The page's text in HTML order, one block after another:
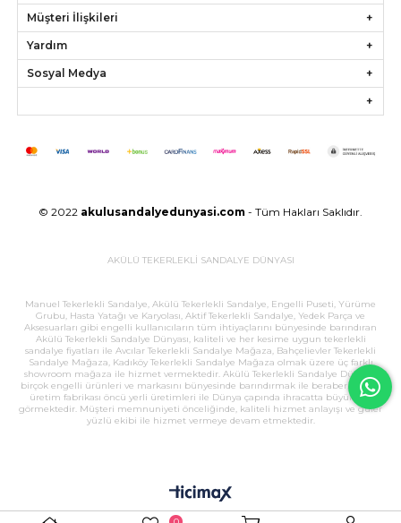
Müşteri İlişkileri
Yardım
Sosyal Medya
© 2022 akulusandalyedunyasi.com - Tüm Hakları Saklıdır.
AKÜLÜ TEKERLEKLİ SANDALYE DÜNYASI
Manuel Tekerlekli Sandalye, Akülü Tekerlekli Sandalye, Engelli Puseti, Yürüme
Grubu, Hasta Yatağı ve Karyolası, Aktif Tekerlekli Sandalye, Yedek Parça ve
Aksesuarları gibi engelli kullanıcıların tüm ihtiyaçlarını bünyesinde barındıran
Akülü Tekerlekli Sandalye Dünyası, kaliteli ve her kesime uygun tekerlekli
sandalye fiyatları ile Avcılar Tekerlekli Sandalye Mağaza, Bahçelievler Tekerlekli
Sandalye Mağaza, Kadıköy Tekerlekli Sandalye Mağaza olmak üzere üç farklı
showroom mağaza ile hizmet vermektedir. Akülü Tekerlekli Sandalye Dünyası,
birçok engelli ürünleri ve markasını bünyesinde barındırmak ile beraber, büyük
üretim fabrikası öncü yerli üretimleri ile Dünya çapında ihracatta büyük ilgi
görmektedir. Müşteri memnuniyeti önceliğinde, kaliteli hizmet anlayışı ve güler
yüzlü ekibi ile hizmet vermeye devam etmektedir.